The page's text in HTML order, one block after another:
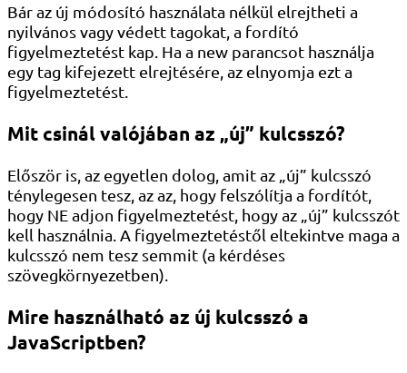
Bár az új módosító használata nélkül elrejtheti a
nyilvános vagy védett tagokat, a fordító
figyelmeztetést kap. Ha a new parancsot használja
egy tag kifejezett elrejtésére, az elnyomja ezt a
figyelmeztetést.
Mit csinál valójában az „új” kulcsszó?
Először is, az egyetlen dolog, amit az „új” kulcsszó
ténylegesen tesz, az az, hogy felszólítja a fordítót,
hogy NE adjon figyelmeztetést, hogy az „új” kulcsszót
kell használnia. A figyelmeztetéstől eltekintve maga a
kulcsszó nem tesz semmit (a kérdéses
szövegkörnyezetben).
Mire használható az új kulcsszó a
JavaScriptben?